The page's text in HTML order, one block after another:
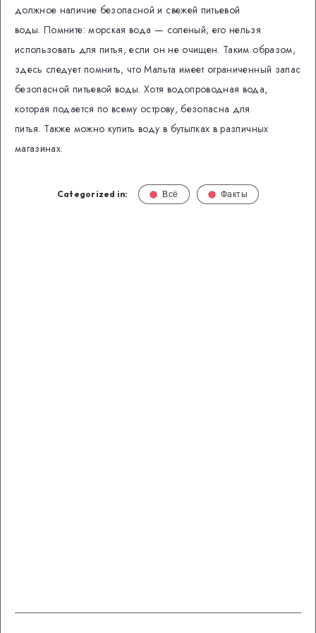
должное наличие безопасной и свежей питьевой
воды. Помните: морская вода — соленый; его нельзя
использовать для питья, если он не очищен. Таким образом,
здесь следует помнить, что Мальта имеет ограниченный запас
безопасной питьевой воды.Хотя водопроводная вода,
которая подается по всему острову, безопасна для
питья. Также можно купить воду в бутылках в различных
магазинах.
Categorized in: Всё Факты